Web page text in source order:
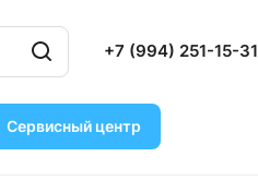
+7 (994) 251-15-31
Сервисный центр